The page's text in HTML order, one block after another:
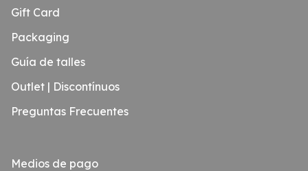
Gift Card
Packaging
Guía de talles
Outlet | Discontínuos
Preguntas Frecuentes
Medios de pago